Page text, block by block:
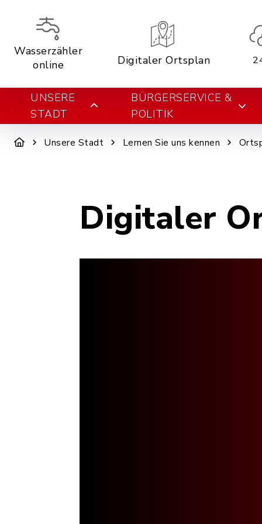
Wasserzähler
online
Digitaler Ortsplan
UNSERE
STADT
BÜRGERSERVICE &
POLITIK
Unsere Stadt Lernen Sie uns kennen
Digitaler